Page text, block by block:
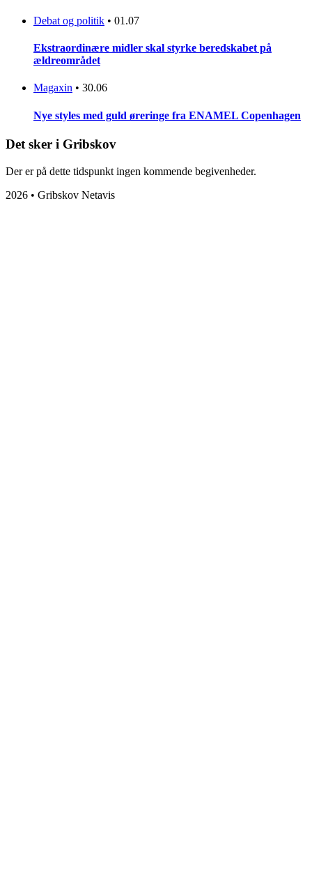
Debat og politik • 01.07
Ekstraordinære midler skal styrke beredskabet på
ældreområdet
Magaxin • 30.06
Nye styles med guld øreringe fra ENAMEL Copenhagen
Det sker i Gribskov
Der er på dette tidspunkt ingen kommende begivenheder.
2026 • Gribskov Netavis